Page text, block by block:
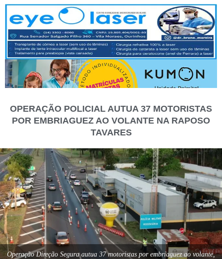
OPERAÇÃO POLICIAL AUTUA 37 MOTORISTAS
POR EMBRIAGUEZ AO VOLANTE NA RAPOSO
TAVARES
Operação Direção Segura autua 37 motoristas por embriaguez ao volante,